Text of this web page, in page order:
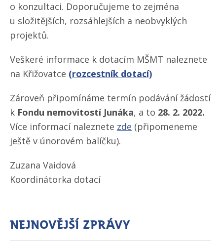
o konzultaci. Doporučujeme to zejména
u složitějších, rozsáhlejších a neobvyklých
projektů.
Veškeré informace k dotacím MŠMT naleznete
na Křižovatce (rozcestník dotací)
Zároveň připomínáme termín podávání žádostí
k Fondu nemovitostí Junáka, a to 28. 2. 2022.
Více informací naleznete zde (připomeneme
ještě v únorovém balíčku).
Zuzana Vaidová
Koordinátorka dotací
Nejnovější zprávy